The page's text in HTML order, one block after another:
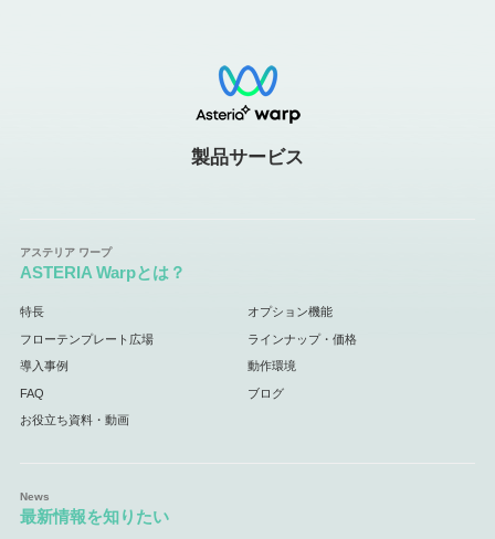
製品サービス
ASTERIA Warpとは？
特長 オプション機能
フローテンプレート広場 ラインナップ・価格
導入事例 動作環境
FAQ ブログ
お役立ち資料・動画
最新情報を知りたい